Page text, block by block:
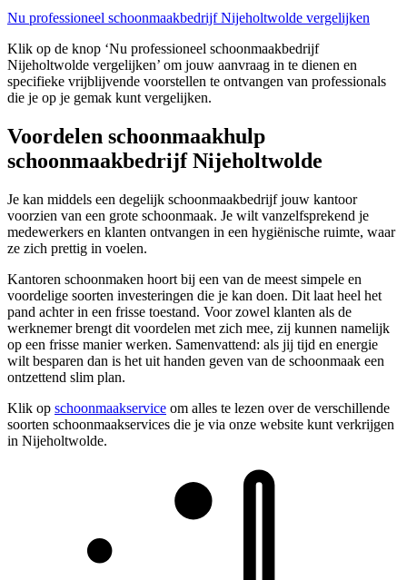
Nu professioneel schoonmaakbedrijf Nijeholtwolde vergelijken
Klik op de knop ‘Nu professioneel schoonmaakbedrijf
Nijeholtwolde vergelijken’ om jouw aanvraag in te dienen en
specifieke vrijblijvende voorstellen te ontvangen van professionals
die je op je gemak kunt vergelijken.
Voordelen schoonmaakhulp
schoonmaakbedrijf Nijeholtwolde
Je kan middels een degelijk schoonmaakbedrijf jouw kantoor
voorzien van een grote schoonmaak. Je wilt vanzelfsprekend je
medewerkers en klanten ontvangen in een hygiënische ruimte, waar
ze zich prettig in voelen.
Kantoren schoonmaken hoort bij een van de meest simpele en
voordelige soorten investeringen die je kan doen. Dit laat heel het
pand achter in een frisse toestand. Voor zowel klanten als de
werknemer brengt dit voordelen met zich mee, zij kunnen namelijk
op een frisse manier werken. Samenvattend: als jij tijd en energie
wilt besparen dan is het uit handen geven van de schoonmaak een
ontzettend slim plan.
Klik op schoonmaakservice om alles te lezen over de verschillende
soorten schoonmaakservices die je via onze website kunt verkrijgen
in Nijeholtwolde.